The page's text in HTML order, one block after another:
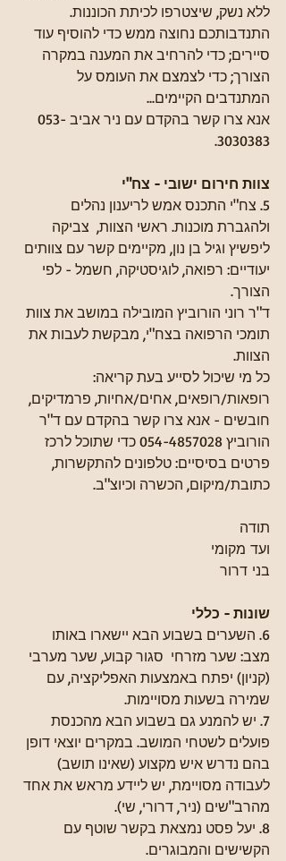
ללא נשק, שיצטרפו לכיתת הכוננות.
התנדבותכם נחוצה ממש כדי להוסיף עוד
סיירים; כדי להרחיב את המענה במקרה
הצורך; כדי לצמצם את העומס על
המתנדבים הקיימים...
אנא צרו קשר בהקדם עם ניר אביב 053-
3030383.
צוות חירום ישובי - צח"י
5. צח"י התכנס אמש לריענון נהלים
ולהגברת מוכנות. ראשי הצוות,  צביקה
ליפשיץ וגיל בן נון, מקיימים קשר עם צוותים
יעודיים: רפואה, לוגיסטיקה, חשמל - לפי
הצורך.
ד"ר רוני הורוביץ המובילה במושב את צוות
תומכי הרפואה בצח"י, מבקשת לעבות את
הצוות.
כל מי שיכול לסייע בעת קריאה:
רופאות/רופאים, אחים/אחיות, פרמדיקים,
חובשים - אנא צרו קשר בהקדם עם ד"ר
הורוביץ 054-4857028 כדי שתוכל לרכז
פרטים בסיסיים: טלפונים להתקשרות,
כתובת/מיקום, הכשרה וכיוצ"ב.
תודה
ועד מקומי
בני דרור
שונות - כללי
6. השערים בשבוע הבא יישארו באותו
מצב: שער מזרחי  סגור קבוע, שער מערבי
(קניון) יפתח באמצעות האפליקציה, עם
שמירה בשעות מסויימות.
7. יש להמנע גם בשבוע הבא מהכנסת
פועלים לשטחי המושב. במקרים יוצאי דופן
בהם נדרש איש מקצוע (שאינו תושב)
לעבודה מסויימת, יש ליידע מראש את אחד
מהרב"שים (ניר, דרורי, שי).
8. יעל פסט נמצאת בקשר שוטף עם
הקשישים והמבוגרים.